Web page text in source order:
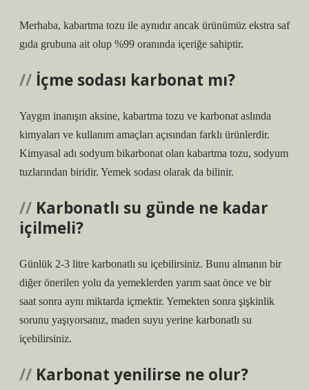
Merhaba, kabartma tozu ile aynıdır ancak ürünümüz ekstra saf
gıda grubuna ait olup %99 oranında içeriğe sahiptir.
İçme sodası karbonat mı?
Yaygın inanışın aksine, kabartma tozu ve karbonat aslında
kimyaları ve kullanım amaçları açısından farklı ürünlerdir.
Kimyasal adı sodyum bikarbonat olan kabartma tozu, sodyum
tuzlarından biridir. Yemek sodası olarak da bilinir.
Karbonatlı su günde ne kadar
içilmeli?
Günlük 2-3 litre karbonatlı su içebilirsiniz. Bunu almanın bir
diğer önerilen yolu da yemeklerden yarım saat önce ve bir
saat sonra aynı miktarda içmektir. Yemekten sonra şişkinlik
sorunu yaşıyorsanız, maden suyu yerine karbonatlı su
içebilirsiniz.
Karbonat yenilirse ne olur?